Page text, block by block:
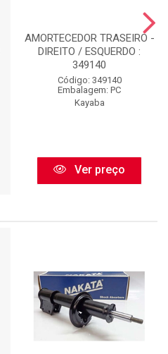
AMORTECEDOR TRASEIRO -
DIREITO / ESQUERDO :
349140
Código: 349140
Embalagem: PC
Kayaba
Ver preço